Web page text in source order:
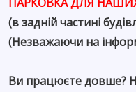
(в задній частині
(Незважаючи на
Ви працюєте довше?